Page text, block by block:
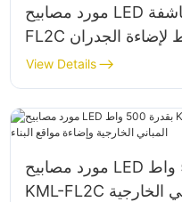
مورد مصابيح LED الكاشفة KML-
FL2C بقدرة 150 واط لإضاءة الجدران
والمساحات الخارجية
View Details
مورد مصابيح LED بقدرة 500 واط
KML-FL2C لواجهات المباني الخارجية